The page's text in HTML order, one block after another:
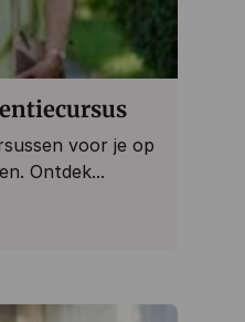
voor je op
Ontdek...